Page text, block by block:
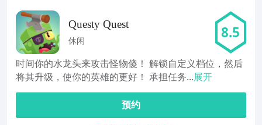
Questy Quest
休闲 8.5
时间你的水龙头来攻击怪物傻！ 解锁自定义档位，然后
将其升级，使你的英雄的更好！ 承担任务...展开
预约